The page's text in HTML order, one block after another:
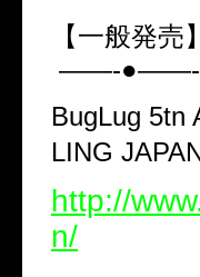
【一般発売
——-
BugLug 5tn
LING
http://
n/